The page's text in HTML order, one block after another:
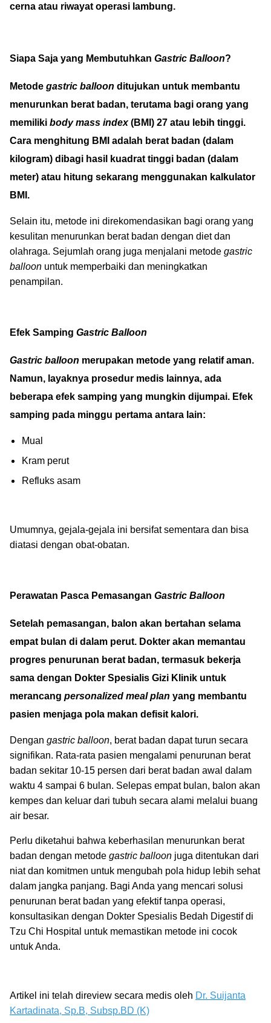
cerna atau riwayat operasi lambung.
Siapa Saja yang Membutuhkan Gastric Balloon?
Metode gastric balloon ditujukan untuk membantu
menurunkan berat badan, terutama bagi orang yang
memiliki body mass index(BMI) 27 atau lebih tinggi.
Cara menghitung BMI adalah berat badan (dalam
kilogram) dibagi hasil kuadrat tinggi badan (dalam
meter) atau hitung sekarang menggunakan kalkulator
BMI.
Selain itu, metode ini direkomendasikan bagi orang yang
kesulitan menurunkan berat badan dengan diet dan
olahraga. Sejumlah orang juga menjalani metode gastric
balloon untuk memperbaiki dan meningkatkan
penampilan.
Efek Samping Gastric Balloon
Gastric balloon merupakan metode yang relatif aman.
Namun, layaknya prosedur medis lainnya, ada
beberapa efek samping yang mungkin dijumpai. Efek
samping pada minggu pertama antara lain:
Mual
Kram perut
Refluks asam
Umumnya, gejala-gejala ini bersifat sementara dan bisa
diatasi dengan obat-obatan.
Perawatan Pasca Pemasangan Gastric Balloon
Setelah pemasangan, balon akan bertahan selama
empat bulan di dalam perut. Dokter akan memantau
progres penurunan berat badan, termasuk bekerja
sama dengan Dokter Spesialis Gizi Klinik untuk
merancang personalized meal plan yang membantu
pasien menjaga pola makan defisit kalori.
Dengan gastric balloon, berat badan dapat turun secara
signifikan. Rata-rata pasien mengalami penurunan berat
badan sekitar 10-15 persen dari berat badan awal dalam
waktu 4 sampai 6 bulan. Selepas empat bulan, balon akan
kempes dan keluar dari tubuh secara alami melalui buang
air besar.
Perlu diketahui bahwa keberhasilan menurunkan berat
badan dengan metode gastric balloon juga ditentukan dari
niat dan komitmen untuk mengubah pola hidup lebih sehat
dalam jangka panjang. Bagi Anda yang mencari solusi
penurunan berat badan yang efektif tanpa operasi,
konsultasikan dengan Dokter Spesialis Bedah Digestif di
Tzu Chi Hospital untuk memastikan metode ini cocok
untuk Anda.
Artikel ini telah direview secara medis oleh Dr. Suijanta
Kartadinata, Sp.B, Subsp.BD (K)